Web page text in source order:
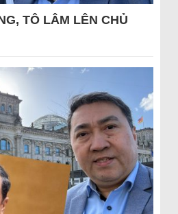
TÔ LÂM LÊN CHỦ